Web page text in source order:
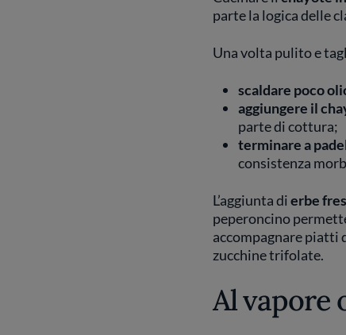
parte la logica delle
Una volta pulito e
scaldare poco
aggiungere il
parte di cottura;
terminare a
consistenza
L’aggiunta dierbe
peperoncino
accompagnare piatti
zucchine trifolate.
Al vapore